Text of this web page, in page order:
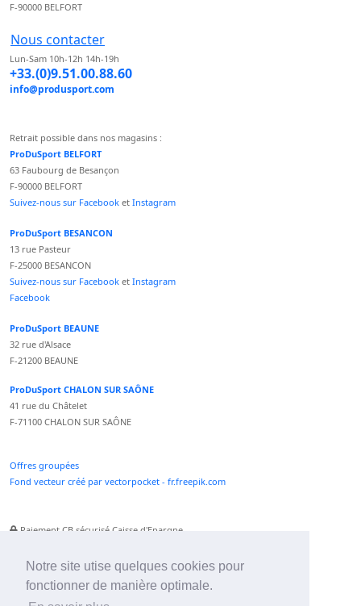
Notre site utise quelques cookies pour
fonctionner de manière optimale.
F-90000 BELFORT
Nous contacter
Lun-Sam 10h-12h 14h-19h
+33.(0)9.51.00.88.60
info@produsport.com
Retrait possible dans nos magasins :
ProDuSport BELFORT
63 Faubourg de Besançon
F-90000 BELFORT
Suivez-nous sur Facebook et Instagram
ProDuSport BESANCON
13 rue Pasteur
F-25000 BESANCON
Suivez-nous sur Facebook et Instagram
Facebook
ProDuSport BEAUNE
32 rue d'Alsace
F-21200 BEAUNE
ProDuSport CHALON SUR SAÔNE
41 rue du Châtelet
F-71100 CHALON SUR SAÔNE
Offres groupées
Fond vecteur créé par vectorpocket - fr.freepik.com
Paiement CB sécurisé Caisse d'Epargne
Paiement Paypal accepté